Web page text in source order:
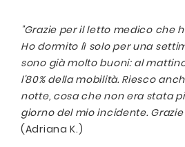
"Grazie per il letto medico che
Ho dormito lì solo per una
sono già molto buoni: al
l'80% della mobilità. Riesco
notte, cosa che non era stata
giorno del mio incidente.
(Adriana K.)